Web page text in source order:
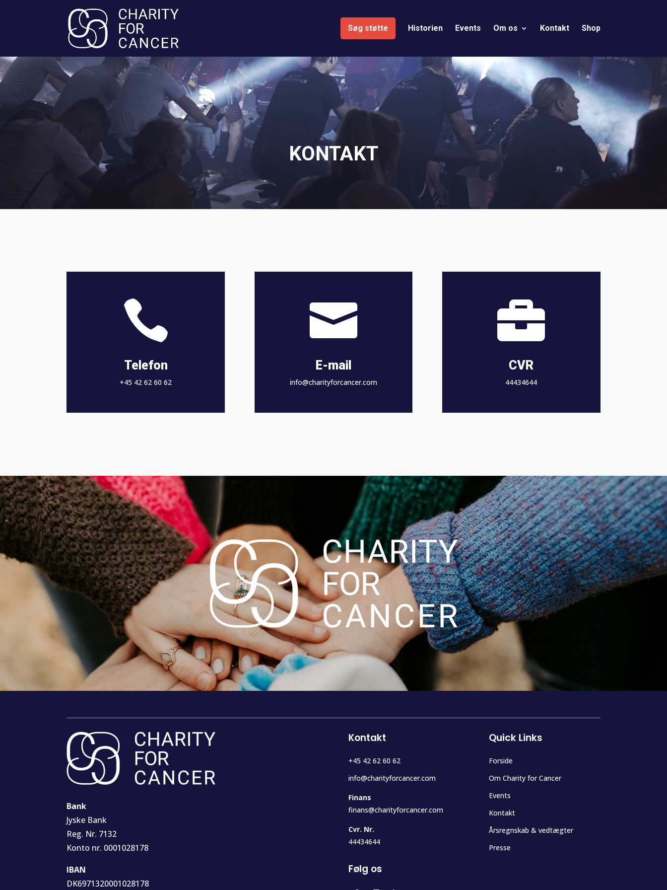
Søg støtte Historien Events Om os Kontakt Shop
KONTAKT

Telefon
+45 42 62 60 62

E-mail
info@charityforcancer.com

CVR
44434644
Bank
Jyske Bank
Reg. Nr. 7132
Konto nr. 0001028178
IBAN
DK6971320001028178
Kontakt
+45 42 62 60 62
info@charityforcancer.com
Finans
finans@charityforcancer.com
Cvr. Nr.
44434644
Følg os
Quick Links
Forside
Om Charity for Cancer
Events
Kontakt
Årsregnskab & vedtægter
Presse